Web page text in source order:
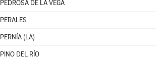
PEDROSA DE LA VEGA
PERALES
PERNÍA (LA)
PINO DEL RÍO